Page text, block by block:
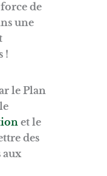
de
une
!
le Plan
et le
des
aux